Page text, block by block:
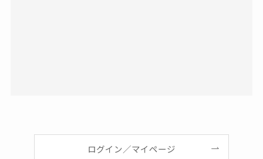
ログイン／マイページ